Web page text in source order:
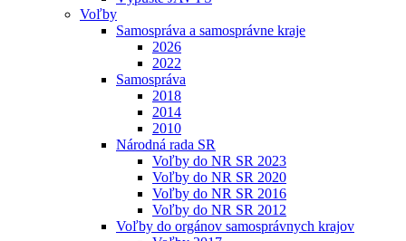
Voľby
Samospráva a samosprávne kraje
2026
2022
Samospráva
2018
2014
2010
Národná rada SR
Voľby do NR SR 2023
Voľby do NR SR 2020
Voľby do NR SR 2016
Voľby do NR SR 2012
Voľby do orgánov samosprávnych krajov